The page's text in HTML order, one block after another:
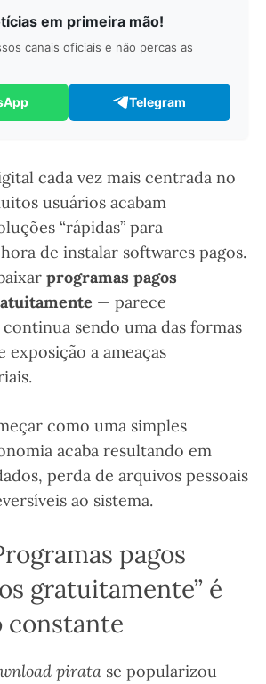
em primeira mão!
canais oficiais e não percas as
Telegram
cada vez mais centrada no
usuários acabam
“rápidas” para
de instalar softwares pagos.
programas pagos
— parece
sendo uma das formas
exposição a ameaças
como uma simples
acaba resultando em
perda de arquivos pessoais
ao sistema.
pagos
gratuitamente” é
constante
pirata se popularizou